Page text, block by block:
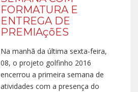
FORMATURA E
ENTREGA DE
PREMIAçõES
Na manhã da última sexta-feira,
08, o projeto golfinho 2016
encerrou a primeira semana de
atividades com a presença do